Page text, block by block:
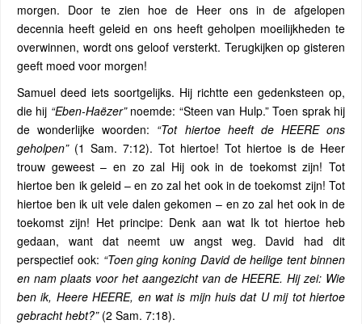
morgen. Door te zien hoe de Heer ons in de afgelopen
decennia heeft geleid en ons heeft geholpen moeilijkheden te
overwinnen, wordt ons geloof versterkt. Terugkijken op gisteren
geeft moed voor morgen!
Samuel deed iets soortgelijks. Hij richtte een gedenksteen op,
die hij “Eben-Haëzer”noemde: “Steen van Hulp.” Toen sprak hij
de wonderlijke woorden: “Tot hiertoe heeft de HEERE ons
geholpen”(1 Sam. 7:12). Tot hiertoe! Tot hiertoe is de Heer
trouw geweest – en zo zal Hij ook in de toekomst zijn! Tot
hiertoe ben ik geleid – en zo zal het ook in de toekomst zijn! Tot
hiertoe ben ik uit vele dalen gekomen – en zo zal het ook in de
toekomst zijn! Het principe: Denk aan wat Ik tot hiertoe heb
gedaan, want dat neemt uw angst weg. David had dit
perspectief ook: “Toen ging koning David de heilige tent binnen
en nam plaats voor het aangezicht van de HEERE. Hij zei: Wie
ben ik, Heere HEERE, en wat is mijn huis dat U mij tot hiertoe
gebracht hebt?”(2 Sam. 7:18).